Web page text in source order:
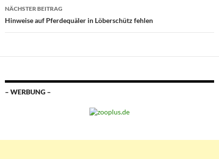
NÄCHSTER BEITRAG
Hinweise auf Pferdequäler in Löberschütz fehlen
– WERBUNG –